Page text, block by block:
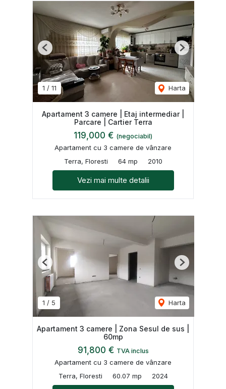
1 / 11 Harta
Previous Next
Apartament 3 camere | Etaj intermediar |
Parcare | Cartier Terra
119,000 € (negociabil)
Apartament cu 3 camere de vânzare
Terra, Floresti
64 mp 2010
Vezi mai multe detalii
1 / 5 Harta
Previous Next
Apartament 3 camere | Zona Sesul de sus |
60mp
91,800 € TVA inclus
Apartament cu 3 camere de vânzare
Terra, Floresti
60.07 mp 2024